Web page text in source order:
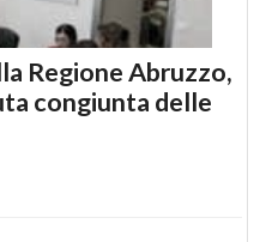
Regione Abruzzo,
congiunta delle